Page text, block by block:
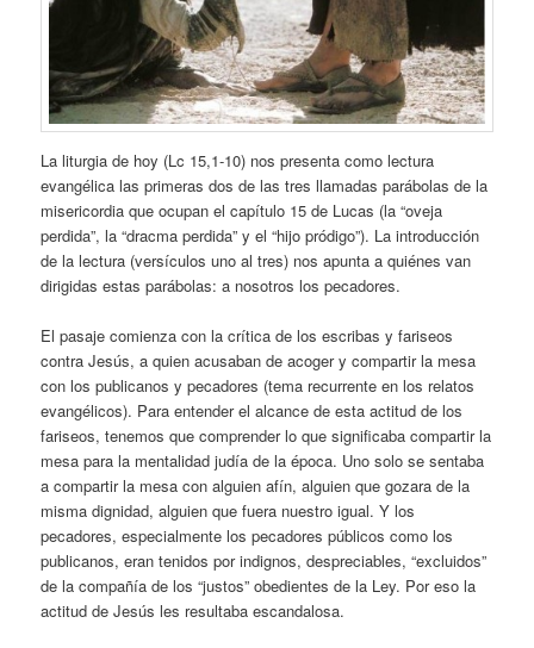
La liturgia de hoy (Lc 15,1-10) nos presenta como lectura
evangélica las primeras dos de las tres llamadas parábolas de la
misericordia que ocupan el capítulo 15 de Lucas (la “oveja
perdida”, la “dracma perdida” y el “hijo pródigo”). La introducción
de la lectura (versículos uno al tres) nos apunta a quiénes van
dirigidas estas parábolas: a nosotros los pecadores.
El pasaje comienza con la crítica de los escribas y fariseos
contra Jesús, a quien acusaban de acoger y compartir la mesa
con los publicanos y pecadores (tema recurrente en los relatos
evangélicos). Para entender el alcance de esta actitud de los
fariseos, tenemos que comprender lo que significaba compartir la
mesa para la mentalidad judía de la época. Uno solo se sentaba
a compartir la mesa con alguien afín, alguien que gozara de la
misma dignidad, alguien que fuera nuestro igual. Y los
pecadores, especialmente los pecadores públicos como los
publicanos, eran tenidos por indignos, despreciables, “excluidos”
de la compañía de los “justos” obedientes de la Ley. Por eso la
actitud de Jesús les resultaba escandalosa.